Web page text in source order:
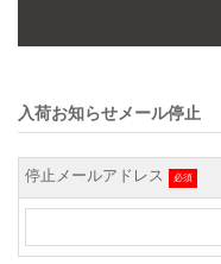
入荷お知らせメール停止
停止メールアドレス 必須